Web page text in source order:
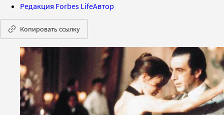
Редакция Forbes LifeАвтор
Копировать ссылку